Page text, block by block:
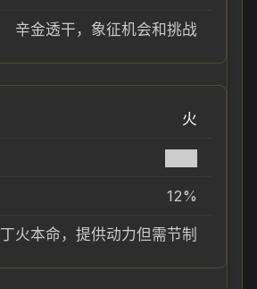
辛金透干，象征机会和挑战
火
12%
丁火本命，提供动力但需节制